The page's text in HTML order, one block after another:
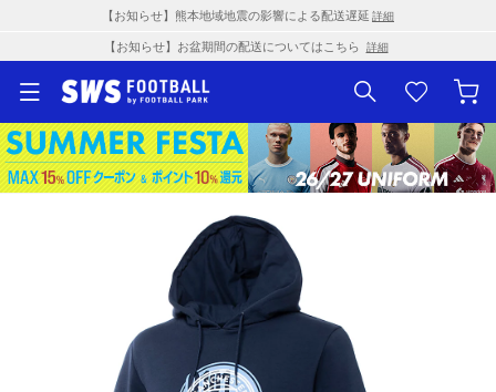
【お知らせ】熊本地域地震の影響による配送遅延 詳細
【お知らせ】お盆期間の配送についてはこちら 詳細